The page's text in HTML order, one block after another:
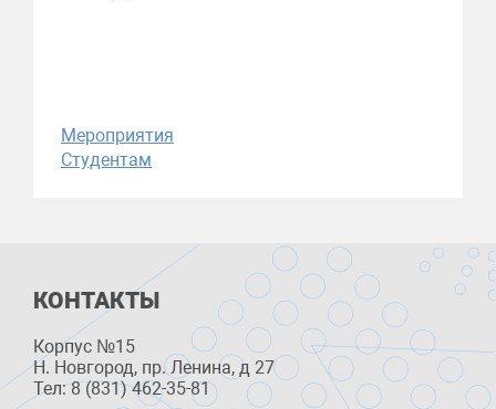
Мероприятия
Студентам
КОНТАКТЫ
Корпус №15
Н. Новгород, пр. Ленина, д 27
Тел: 8 (831) 462-35-81